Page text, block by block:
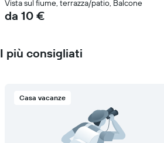
Vista sul fiume, terrazza/patio, Balcone
da 10 €
I più consigliati
Casa vacanze